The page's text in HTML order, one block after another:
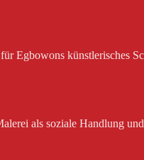
Egbowons künstlerisches
als soziale Handlung